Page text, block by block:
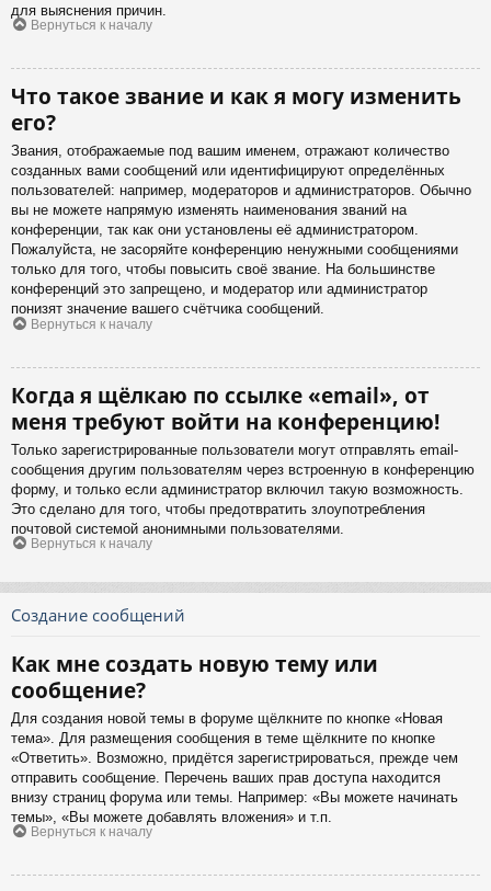
для выяснения причин.
Вернуться к началу
Что такое звание и как я могу изменить
его?
Звания, отображаемые под вашим именем, отражают количество
созданных вами сообщений или идентифицируют определённых
пользователей: например, модераторов и администраторов. Обычно
вы не можете напрямую изменять наименования званий на
конференции, так как они установлены её администратором.
Пожалуйста, не засоряйте конференцию ненужными сообщениями
только для того, чтобы повысить своё звание. На большинстве
конференций это запрещено, и модератор или администратор
понизят значение вашего счётчика сообщений.
Вернуться к началу
Когда я щёлкаю по ссылке «email», от
меня требуют войти на конференцию!
Только зарегистрированные пользователи могут отправлять email-
сообщения другим пользователям через встроенную в конференцию
форму, и только если администратор включил такую возможность.
Это сделано для того, чтобы предотвратить злоупотребления
почтовой системой анонимными пользователями.
Вернуться к началу
Создание сообщений
Как мне создать новую тему или
сообщение?
Для создания новой темы в форуме щёлкните по кнопке «Новая
тема». Для размещения сообщения в теме щёлкните по кнопке
«Ответить». Возможно, придётся зарегистрироваться, прежде чем
отправить сообщение. Перечень ваших прав доступа находится
внизу страниц форума или темы. Например: «Вы можете начинать
темы», «Вы можете добавлять вложения» и т.п.
Вернуться к началу